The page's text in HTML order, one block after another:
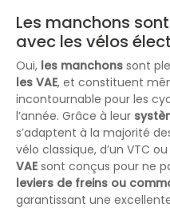
Les manchons
avec les vélos
Oui, les manchons sont
les VAE, et constituent
incontournable pour les
l’année. Grâce à leur
s’adaptent à la majorité
vélo classique, d’un VTC ou
VAE sont conçus pour ne
leviers de freins ou
garantissant une